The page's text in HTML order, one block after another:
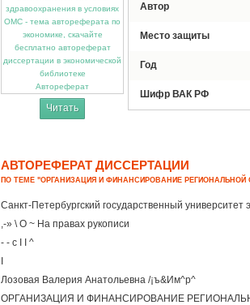
Автореферат
Читать
Автор
Место защиты
Год
Шифр ВАК РФ
АВТОРЕФЕРАТ ДИССЕРТАЦИИ
ПО ТЕМЕ "ОРГАНИЗАЦИЯ И ФИНАНСИРОВАНИЕ
Санкт-Петербургский государственный университет
,-» \ О ~ На правах рукописи
- - с I I ^
Лозовая Валерия Анатольевна /¡ъ&Им^р^
ОРГАНИЗАЦИЯ И ФИНАНСИРОВАНИЕ